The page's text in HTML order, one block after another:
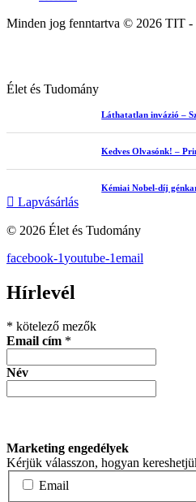
Minden jog fenntartva © 2026 TIT -
Élet és Tudomány
Láthatatlan invázió –
Kedves Olvasónk! –
Kémiai Nobel-díj
Lapvásárlás
© 2026 Élet és Tudomány
facebook-1youtube-1email
Hírlevél
* kötelező mezők
Email cím *
Név
Marketing engedélyek
Kérjük válasszon, hogyan
Email